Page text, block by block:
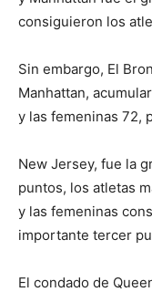
consiguieron los
Sin embargo, El
Manhattan,
y las femeninas 72,
New Jersey, fue la
puntos, los atletas
y las femeninas
importante tercer
El condado de